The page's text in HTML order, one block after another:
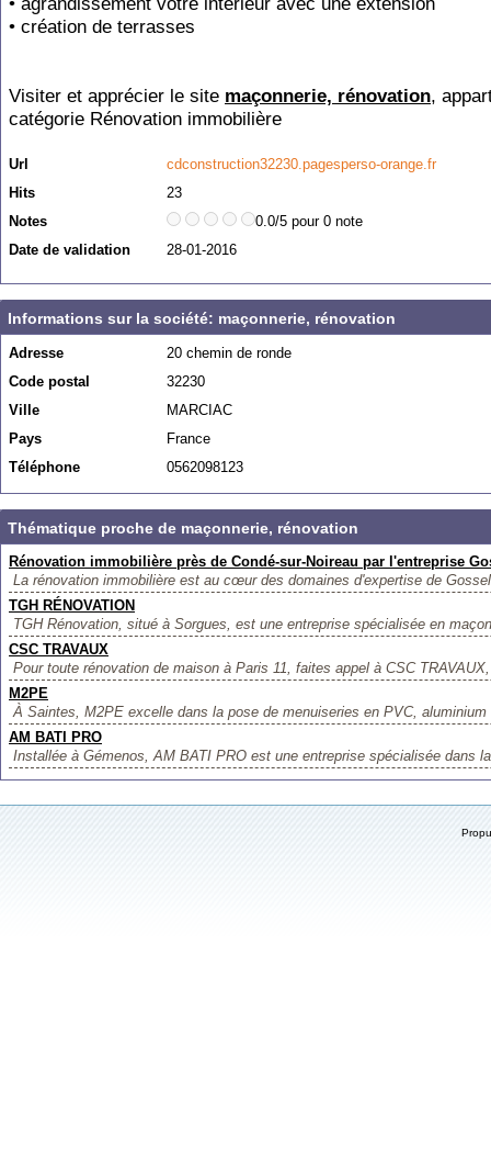
• création de terrasses
Visiter et apprécier le site maçonnerie, rénovation,
catégorie Rénovation immobilière
Url
cdconstruction32230.pagesperso-orange.fr
Hits
23
Notes
0.0/5 pour 0 note
Date de validation
28-01-2016
Informations sur la société: maçonnerie, rénovation
Adresse
20 chemin de ronde
Code postal
32230
Ville
MARCIAC
Pays
France
Téléphone
0562098123
Thématique proche de maçonnerie, rénovation
Rénovation immobilière près de Condé-sur-Noireau par l'entreprise
La rénovation immobilière est au cœur des domaines d'expertise de
TGH RÉNOVATION
TGH Rénovation, situé à Sorgues, est une entreprise spécialisée en
CSC TRAVAUX
Pour toute rénovation de maison à Paris 11, faites appel à CSC
M2PE
À Saintes, M2PE excelle dans la pose de menuiseries en PVC,
AM BATI PRO
Installée à Gémenos, AM BATI PRO est une entreprise spécialisée dans